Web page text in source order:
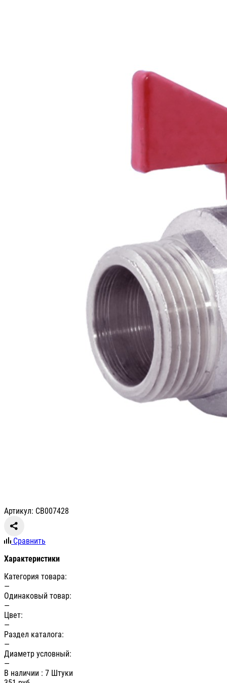
Артикул: СВ007428
Сравнить
Характеристики
Категория товара:
—
Одинаковый товар:
—
Цвет:
—
Раздел каталога:
—
Диаметр условный:
—
В наличии : 7 Штуки